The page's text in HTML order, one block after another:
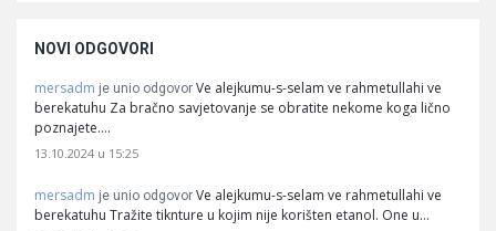
NOVI ODGOVORI
mersadm je unio odgovor Ve alejkumu-s-selam ve rahmetullahi ve
berekatuhu Za bračno savjetovanje se obratite nekome koga lično
poznajete.…
13.10.2024 u 15:25
mersadm je unio odgovor Ve alejkumu-s-selam ve rahmetullahi ve
berekatuhu Tražite tiknture u kojim nije korišten etanol. One u…